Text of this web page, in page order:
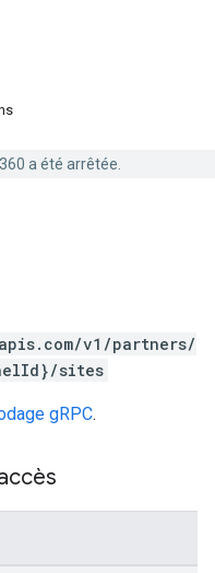
a été arrêtée.
v1/partners/
sites
gRPC.